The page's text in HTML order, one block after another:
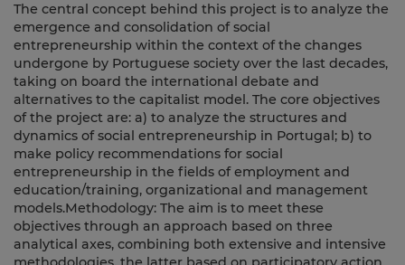
The central concept behind this project is to analyze the
emergence and consolidation of social
entrepreneurship within the context of the changes
undergone by Portuguese society over the last decades,
taking on board the international debate and
alternatives to the capitalist model. The core objectives
of the project are: a) to analyze the structures and
dynamics of social entrepreneurship in Portugal; b) to
make policy recommendations for social
entrepreneurship in the fields of employment and
education/training, organizational and management
models.Methodology: The aim is to meet these
objectives through an approach based on three
analytical axes, combining both extensive and intensive